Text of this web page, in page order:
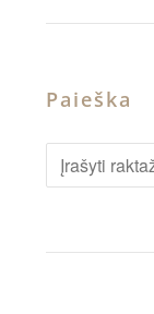
Paieška